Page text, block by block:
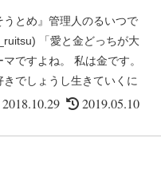
うとめ』管理人のるいつで
「愛と金どっちが大
ですよね。 私は金です。
きでしょうし生きていくに
無理ないです。 ...
2018.10.29 2019.05.10